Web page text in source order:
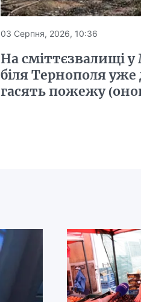
03 Серпня, 2026, 10:36
На сміттєзвалищі
біля Тернополя уже
гасять пожежу